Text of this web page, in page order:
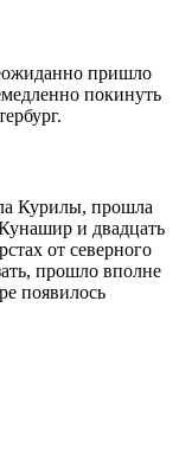
пришло
покинуть
Курилы, прошла
и двадцать
от северного
прошло вполне
появилось